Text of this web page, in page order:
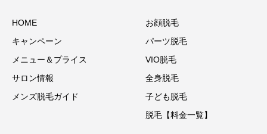
HOME
キャンペーン
メニュー＆プライス
サロン情報
メンズ脱毛ガイド
お顔脱毛
パーツ脱毛
VIO脱毛
全身脱毛
子ども脱毛
脱毛【料金一覧】